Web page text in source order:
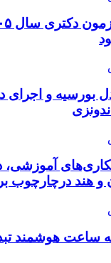
بورسیه و اجرای
آموزشی،
و هند درچارچوب
به ساعت هوشمند